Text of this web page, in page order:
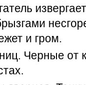
и гром.
Черные от